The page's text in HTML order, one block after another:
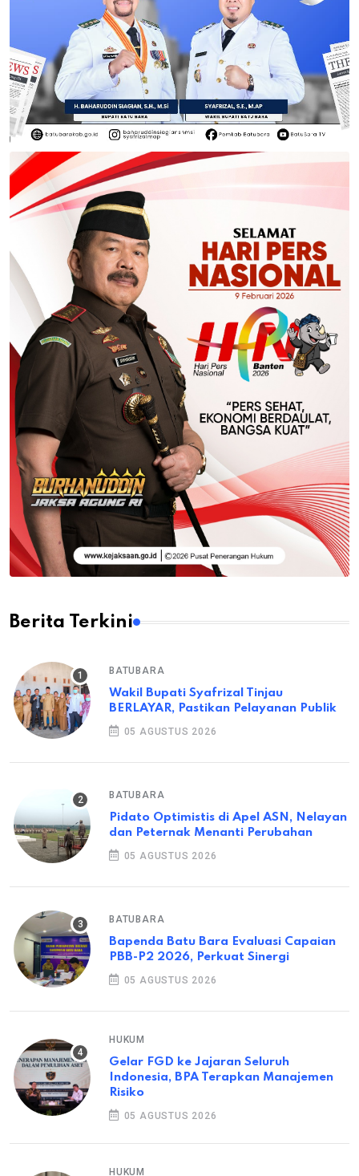
Berita Terkini
BATUBARA
Wakil Bupati Syafrizal Tinjau
BERLAYAR, Pastikan Pelayanan Publik
05 AGUSTUS 2026
BATUBARA
Pidato Optimistis di Apel ASN, Nelayan
dan Peternak Menanti Perubahan
05 AGUSTUS 2026
BATUBARA
Bapenda Batu Bara Evaluasi Capaian
PBB-P2 2026, Perkuat Sinergi
05 AGUSTUS 2026
HUKUM
Gelar FGD ke Jajaran Seluruh
Indonesia, BPA Terapkan Manajemen
Risiko
05 AGUSTUS 2026
HUKUM